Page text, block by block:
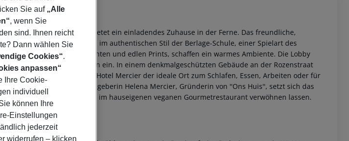
des Hotels Mercier bietet ein einladendes Zuhause in der Ferne. Das freundliche,
42 Zimmer und 6 Suiten im authentischen Stil der Berlage-Schule, einer Spielart des
mit samtigen Akzenten und edlen Prints, schaffen ein warmes Ambiente. Die Lobby
und lädt zum Verweilen ein. In einem denkmalgeschützten Gebäude an der Rozenstraat
Viertel gelegen, ist das Hotel Mercier der ideale Ort zum Schlafen, Essen, Arbeiten oder für
Philosophie seiner Namensgeberin Helena Mercier, Gründerin von ''Ons Huis'', setzt sich das
ein. Gäste können sich im hauseigenen veganen Gourmetrestaurant verwöhnen lassen.
Sie auf „Alle
, wenn Sie
sind. Ihnen reicht
Dann wählen Sie
Cookies“.
anpassen“
Ihre Cookie-
individuell
können Ihre
Einstellungen
jederzeit
widerrufen – klicken